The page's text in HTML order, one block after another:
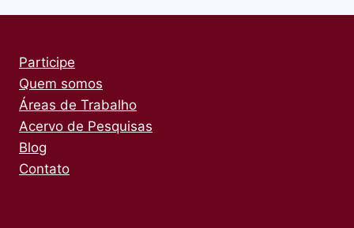
Participe
Quem somos
Áreas de Trabalho
Acervo de Pesquisas
Blog
Contato